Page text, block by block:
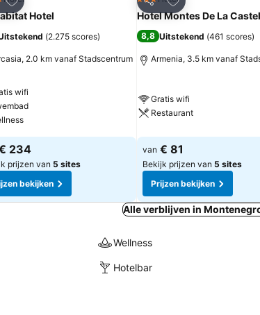
Hotel
(2.275 scores)
2.0 km vanaf Stadscentrum
wifi
234
prijzen van 5 sites
bekijken
Delen
3 Sterren
Hotel Montes De La
8,8 Uitstekend (461 scores)
Armenia, 3.5 km vanaf
Gratis wifi
Restaurant
van € 81
Bekijk prijzen van 5 sites
Prijzen bekijken
Alle verblijven in
Wellness
Hotelbar